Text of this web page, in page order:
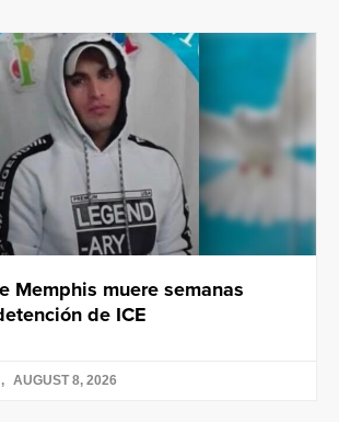
Memphis muere semanas
de ICE
AUGUST 8, 2026